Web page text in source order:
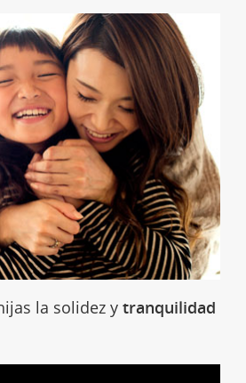
la solidez ytranquilidad